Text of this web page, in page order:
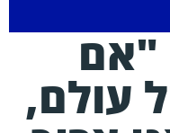
עולם,